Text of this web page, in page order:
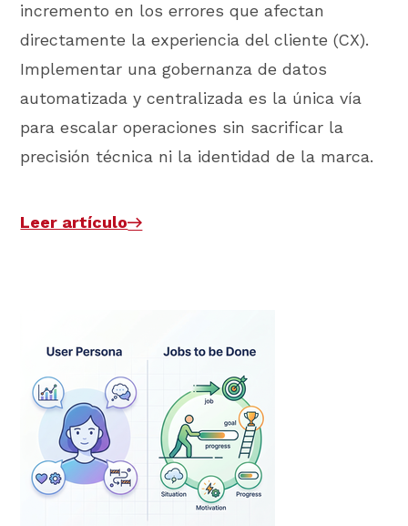
incremento en los errores que afectan
directamente la experiencia del cliente (CX).
Implementar una gobernanza de datos
automatizada y centralizada es la única vía
para escalar operaciones sin sacrificar la
precisión técnica ni la identidad de la marca.
Leer artículo